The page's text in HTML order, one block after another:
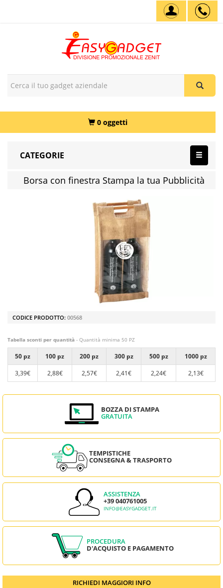
0 oggetti
CATEGORIE
Borsa con finestra Stampa la tua Pubblicità
CODICE PRODOTTO: 00568
Tabella sconti per quantità - Quantità minima 50 PZ
50 pz 100 pz 200 pz 300 pz 500 pz
1000 pz
3,39€
2,88€ 2,57€ 2,41€ 2,24€ 2,13€
BOZZA DI STAMPA
GRATUITA
TEMPISTICHE
CONSEGNA & TRASPORTO
ASSISTENZA
+39 040761005
INFO@EASYGADGET.IT
PROCEDURA
D'ACQUISTO E PAGAMENTO
RICHIEDI MAGGIORI INFO